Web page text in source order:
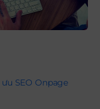
SEO Onpage